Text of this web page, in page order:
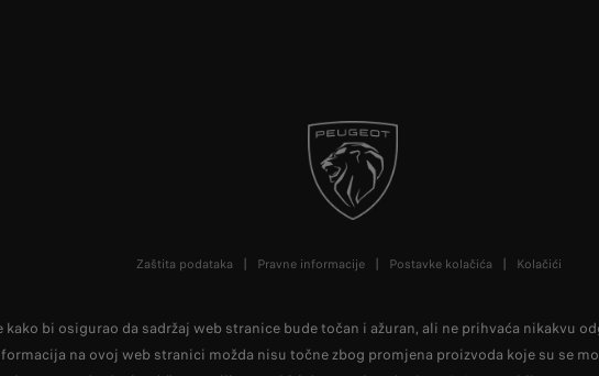
Zaštita podataka Pravne informacije Postavke kolačića Kolačići
bi osigurao da sadržaj web stranice bude točan i ažuran, ali ne prihvaća nikakvu
na ovoj web stranici možda nisu točne zbog promjena proizvoda koje su se